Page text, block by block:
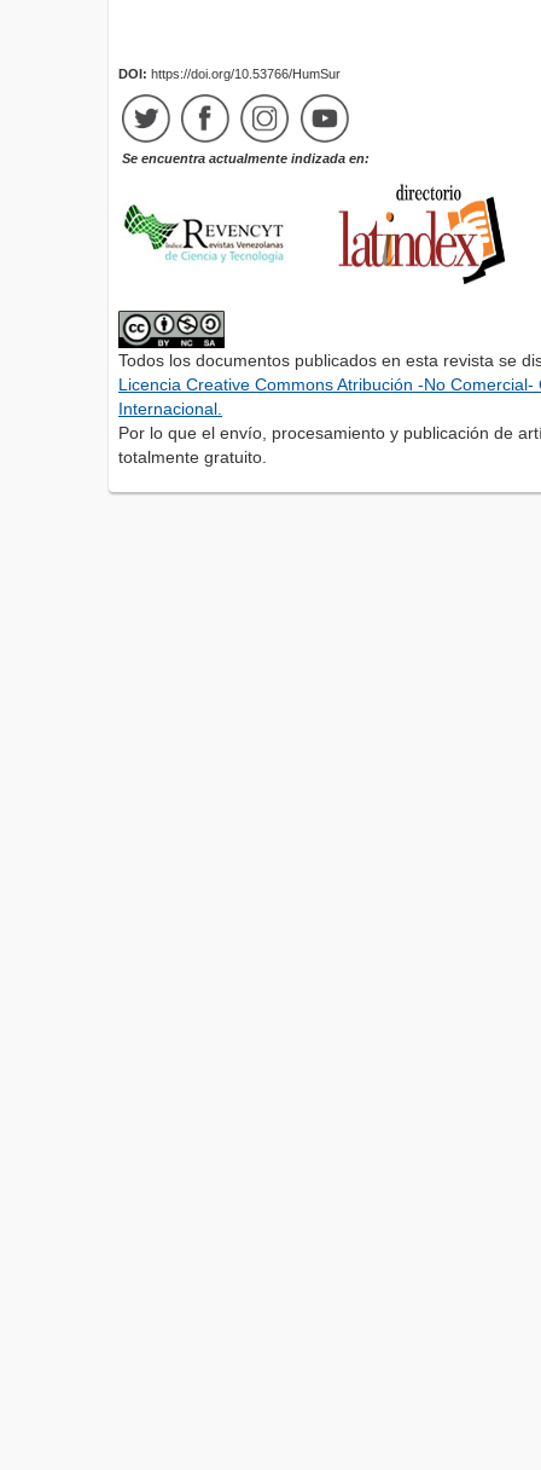
DOI: https://doi.org/10.53766/HumSur
Se encuentra actualmente indizada en:
Todos los documentos publicados en esta revista se
Licencia Creative Commons Atribución -No
Internacional.
Por lo que el envío, procesamiento y publicación de
totalmente gratuito.